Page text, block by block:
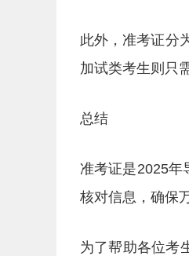
此外，准考证分
加试类考生则只
总结
准考证是2025年
核对信息，确保
为了帮助各位考